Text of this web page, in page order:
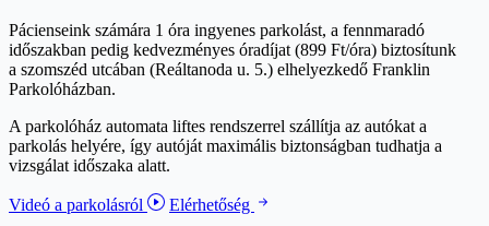
Pácienseink számára 1 óra ingyenes parkolást, a fennmaradó
időszakban pedig kedvezményes óradíjat (899 Ft/óra) biztosítunk
a szomszéd utcában (Reáltanoda u. 5.) elhelyezkedő Franklin
Parkolóházban.
A parkolóház automata liftes rendszerrel szállítja az autókat a
parkolás helyére, így autóját maximális biztonságban tudhatja a
vizsgálat időszaka alatt.
Videó a parkolásról Elérhetőség